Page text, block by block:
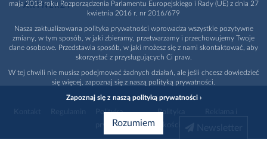
PARTNERZY
Polityka
prywatności
Polityka
maja 2018 roku Rozporządzenia Parlamentu Europejskiego i Rady (UE) z dnia 27
kwietnia 2016 r. nr 2016/679
Nasza zaktualizowana polityka prywatności wprowadza wszystkie pozytywne
zmiany, w tym sposób, w jaki zbieramy, przetwarzamy i przechowujemy Twoje
dane osobowe. Przedstawia sposób, w jaki możesz się z nami skontaktować, aby
skorzystać z przysługujących Ci praw.
W tej chwili nie musisz podejmować żadnych działań, ale jeśli chcesz dowiedzieć
się więcej, zapoznaj się z naszą polityką prywatności.
Zapoznaj się z naszą polityką prywatności ›
Rozumiem